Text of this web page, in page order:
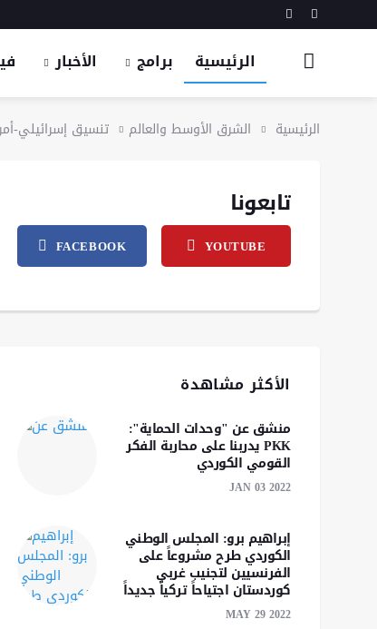
الرئيسية برامج الأخبار
الرئيسية الشرق الأوسط والعالم تنسيق إسرائيلي-
تابعونا
FACEBOOK YOUTUBE
الأكثر مشاهدة
منشق عن "وحدات الحماية":
PKK يدربنا على محاربة الفكر
القومي الكوردي
JAN 03 2022
إبراهيم برو: المجلس الوطني
الكوردي طرح مشروعاً على
الفرنسيين لتجنيب غربي
كوردستان اجتياحاً تركياً جديداً‎‎
MAY 29 2022